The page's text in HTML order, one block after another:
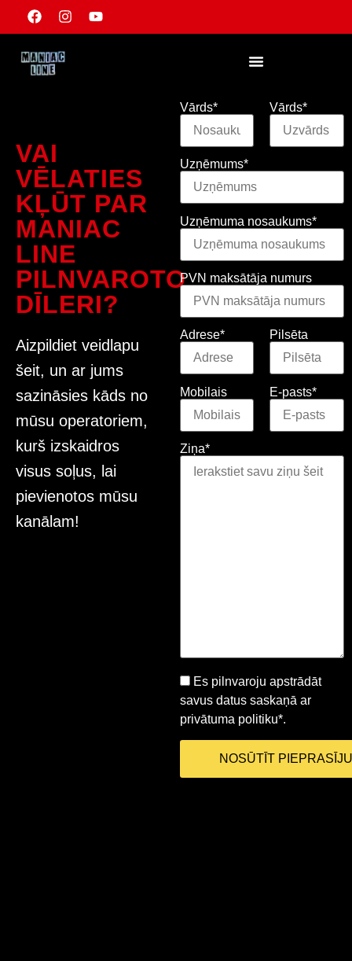
VAI
VĒLATIES
KĻŪT PAR
MANIAC
LINE
PILNVAROTO
DĪLERI?
Aizpildiet veidlapu
šeit, un ar jums
sazināsies kāds no
mūsu operatoriem,
kurš izskaidros
visus soļus, lai
pievienotos mūsu
kanālam!
Vārds* Vārds*
Uzņēmums*
Uzņēmuma nosaukums*
PVN maksātāja numurs
Adrese* Pilsēta
Mobilais E-pasts*
Ziņa*
Es pilnvaroju apstrādāt
savus datus saskaņā ar
privātuma politiku*.